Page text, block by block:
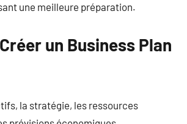
une meilleure préparation.
un Business Plan
la stratégie, les ressources